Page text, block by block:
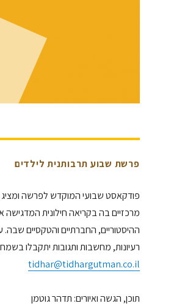
פרשת שבוע תרבותנית לילדים
פודקאסט שבועי המוקדש לפרשה ומציג
מרכזיים בה בקריאה חילונית המדגישה
ההיסטוריים, החברתיים והטקסיים שבה.
רעיונות, מחשבות ותגובות יתקבלו
tidhar@tidhargutman.co.il
תוכן, הגשה ואיורים: תדהר גוטמן